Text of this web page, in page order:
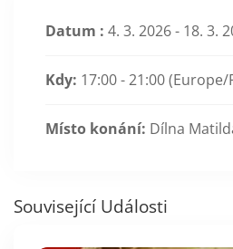
Datum : 4. 3. 2026 - 18. 3.
Kdy: 17:00 - 21:00(Europe/
Místo konání: Dílna
Související Události